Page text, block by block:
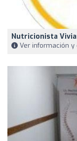
Nutricionista
Ver información y